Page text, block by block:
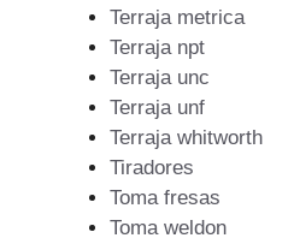
Terraja metrica
Terraja npt
Terraja unc
Terraja unf
Terraja whitworth
Tiradores
Toma fresas
Toma weldon